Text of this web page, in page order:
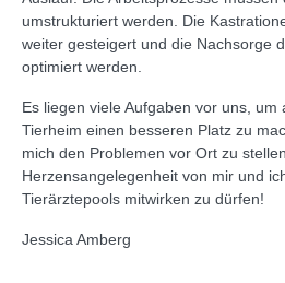
umstrukturiert werden. Die
weiter gesteigert und die Nachsorge
optimiert werden.
Es liegen viele Aufgaben vor uns, um
Tierheim einen besseren Platz zu
mich den Problemen vor Ort zu
Herzensangelegenheit von mir und
Tierärztepools mitwirken zu dürfen!
Jessica Amberg